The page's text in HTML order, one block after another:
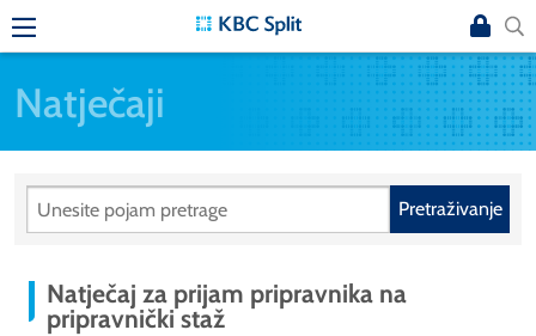
Natječaji
Pretraživanje
Natječaj za prijam pripravnika na
pripravnički staž